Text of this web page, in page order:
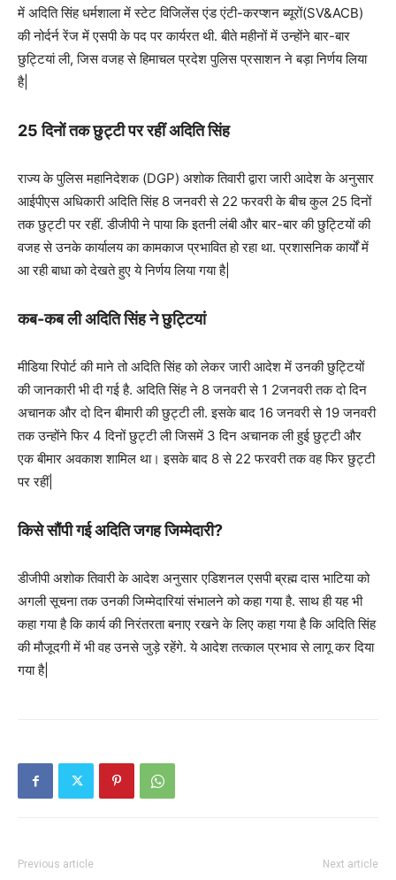
में अदिति सिंह धर्मशाला में स्टेट विजिलेंस एंड एंटी-करप्शन ब्यूरों(SV&ACB)
की नोर्दर्न रेंज में एसपी के पद पर कार्यरत थी. बीते महीनों में उन्होंने बार-बार
छुट्टियां ली, जिस वजह से हिमाचल प्रदेश पुलिस प्रसाशन ने बड़ा निर्णय लिया
है|
25 दिनों तक छुट्टी पर रहीं अदिति सिंह
राज्य के पुलिस महानिदेशक (DGP) अशोक तिवारी द्वारा जारी आदेश के अनुसार
आईपीएस अधिकारी अदिति सिंह 8 जनवरी से 22 फरवरी के बीच कुल 25 दिनों
तक छुट्टी पर रहीं. डीजीपी ने पाया कि इतनी लंबी और बार-बार की छुट्टियों की
वजह से उनके कार्यालय का कामकाज प्रभावित हो रहा था. प्रशासनिक कार्यों में
आ रही बाधा को देखते हुए ये निर्णय लिया गया है|
कब-कब ली अदिति सिंह ने छुट्टियां
मीडिया रिपोर्ट की माने तो अदिति सिंह को लेकर जारी आदेश में उनकी छुट्टियों
की जानकारी भी दी गई है. अदिति सिंह ने 8 जनवरी से 1 2जनवरी तक दो दिन
अचानक और दो दिन बीमारी की छुट्टी ली. इसके बाद 16 जनवरी से 19 जनवरी
तक उन्होंने फिर 4 दिनों छुट्टी ली जिसमें 3 दिन अचानक ली हुई छुट्टी और
एक बीमार अवकाश शामिल था। इसके बाद 8 से 22 फरवरी तक वह फिर छुट्टी
पर रहीं|
किसे सौंपी गई अदिति जगह जिम्मेदारी?
डीजीपी अशोक तिवारी के आदेश अनुसार एडिशनल एसपी ब्रह्म दास भाटिया को
अगली सूचना तक उनकी जिम्मेदारियां संभालने को कहा गया है. साथ ही यह भी
कहा गया है कि कार्य की निरंतरता बनाए रखने के लिए कहा गया है कि अदिति सिंह
की मौजूदगी में भी वह उनसे जुड़े रहेंगे. ये आदेश तत्काल प्रभाव से लागू कर दिया
गया है|
Previous article Next article